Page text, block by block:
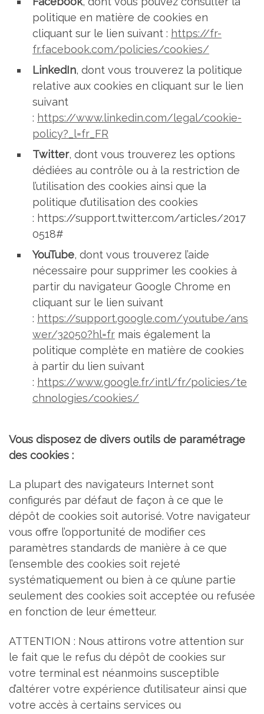
politique en matière de cookies en
cliquant sur le lien suivant : https://fr-
fr.facebook.com/policies/cookies/
LinkedIn, dont vous trouverez la politique
relative aux cookies en cliquant sur le lien
suivant
: https://www.linkedin.com/legal/cookie-
policy?_l=fr_FR
Twitter, dont vous trouverez les options
dédiées au contrôle ou à la restriction de
l’utilisation des cookies ainsi que la
politique d’utilisation des cookies
: https://support.twitter.com/articles/2017
0518#
YouTube, dont vous trouverez l’aide
nécessaire pour supprimer les cookies à
partir du navigateur Google Chrome en
cliquant sur le lien suivant
: https://support.google.com/youtube/ans
wer/32050?hl=fr mais également la
politique complète en matière de cookies
à partir du lien suivant
: https://www.google.fr/intl/fr/policies/te
chnologies/cookies/
Vous disposez de divers outils de paramétrage
des cookies :
La plupart des navigateurs Internet sont
configurés par défaut de façon à ce que le
dépôt de cookies soit autorisé. Votre navigateur
vous offre l’opportunité de modifier ces
paramètres standards de manière à ce que
l’ensemble des cookies soit rejeté
systématiquement ou bien à ce qu’une partie
seulement des cookies soit acceptée ou refusée
en fonction de leur émetteur.
ATTENTION : Nous attirons votre attention sur
le fait que le refus du dépôt de cookies sur
votre terminal est néanmoins susceptible
d’altérer votre expérience d’utilisateur ainsi que
votre accès à certains services ou